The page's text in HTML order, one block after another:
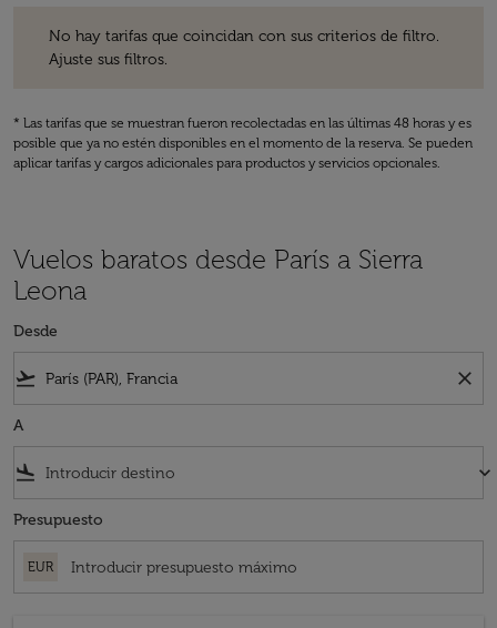
No hay tarifas que coincidan con sus criterios de filtro.
Ajuste sus filtros.
* Las tarifas que se muestran fueron recolectadas en las últimas 48 horas y es
posible que ya no estén disponibles en el momento de la reserva. Se pueden
aplicar tarifas y cargos adicionales para productos y servicios opcionales.
Vuelos baratos desde París a Sierra
Leona
Desde
flight_takeoff close
A
flight_land keyboard_arrow_down
Presupuesto
EUR